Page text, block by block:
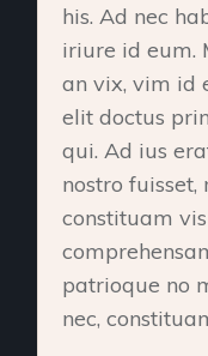
his. Ad nec
iriure id eum.
an vix, vim id
elit doctus
qui. Ad ius
nostro fuisset,
constituam
patrioque no
nec,